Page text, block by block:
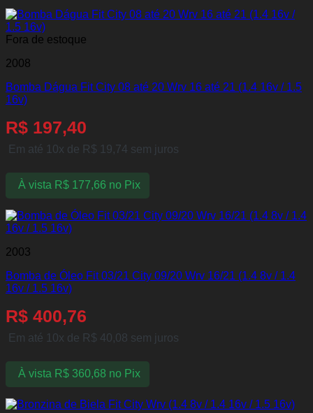
Fora de estoque
2008
Bomba Dágua Fit City 08 até 20 Wrv 16 até 21 (1.4 16v / 1.5
16v)
R$ 197,40
Em até 10x de R$ 19,74 sem juros
À vista R$177,66 no Pix
2003
Bomba de Óleo Fit 03/21 City 09/20 Wrv 16/21 (1.4 8v / 1.4
16v / 1.5 16v)
R$ 400,76
Em até 10x de R$ 40,08 sem juros
À vista R$360,68 no Pix